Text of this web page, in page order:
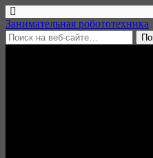
Занимательная робототехника